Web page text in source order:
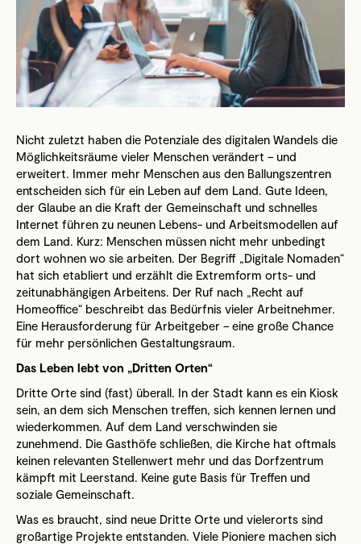
Nicht zuletzt haben die Potenziale des digitalen Wandels die
Möglichkeitsräume vieler Menschen verändert – und
erweitert. Immer mehr Menschen aus den Ballungszentren
entscheiden sich für ein Leben auf dem Land. Gute Ideen,
der Glaube an die Kraft der Gemeinschaft und schnelles
Internet führen zu neunen Lebens- und Arbeitsmodellen auf
dem Land. Kurz: Menschen müssen nicht mehr unbedingt
dort wohnen wo sie arbeiten. Der Begriff „Digitale Nomaden“
hat sich etabliert und erzählt die Extremform orts- und
zeitunabhängigen Arbeitens. Der Ruf nach „Recht auf
Homeoffice“ beschreibt das Bedürfnis vieler Arbeitnehmer.
Eine Herausforderung für Arbeitgeber – eine große Chance
für mehr persönlichen Gestaltungsraum.
Das Leben lebt von „Dritten Orten“
Dritte Orte sind (fast) überall. In der Stadt kann es ein Kiosk
sein, an dem sich Menschen treffen, sich kennen lernen und
wiederkommen. Auf dem Land verschwinden sie
zunehmend. Die Gasthöfe schließen, die Kirche hat oftmals
keinen relevanten Stellenwert mehr und das Dorfzentrum
kämpft mit Leerstand. Keine gute Basis für Treffen und
soziale Gemeinschaft.
Was es braucht, sind neue Dritte Orte und vielerorts sind
großartige Projekte entstanden. Viele Pioniere machen sich